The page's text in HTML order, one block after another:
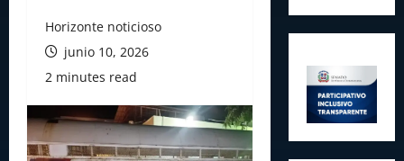
Horizonte noticioso
junio 10, 2026
2 minutes read